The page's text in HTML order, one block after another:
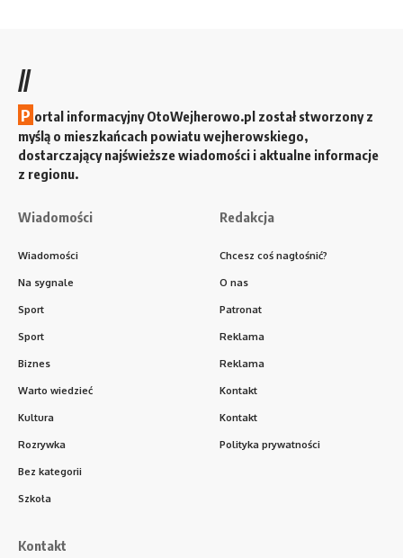
//
P ortal informacyjny OtoWejherowo.pl został stworzony z
myślą o mieszkańcach powiatu wejherowskiego,
dostarczający najświeższe wiadomości i aktualne informacje
z regionu.
Wiadomości
Wiadomości
Na sygnale
Sport
Sport
Biznes
Warto wiedzieć
Kultura
Rozrywka
Bez kategorii
Szkoła
Redakcja
Chcesz coś nagłośnić?
O nas
Patronat
Reklama
Reklama
Kontakt
Kontakt
Polityka prywatności
Kontakt